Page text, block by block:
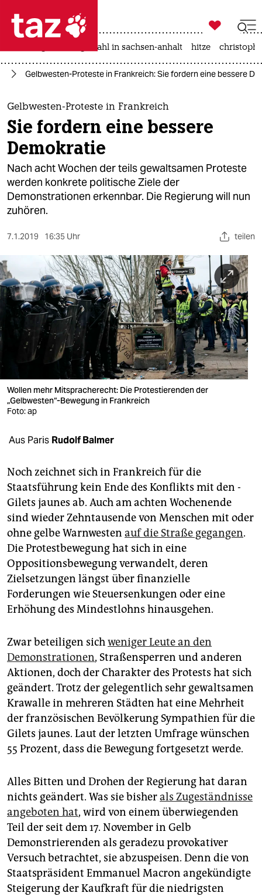
 taz zahl ich
taz zahl ich
themen
politik
öko
gesellschaft
kultur
sport
berlin
nord
wahrheit
verlag
veranstaltungen
shop
fragen & hilfe
abo
genossenschaft
epaper login

taz zahl ich
landtagswahl in sachsen-anhalt hitze
Gelbwesten-Proteste in Frankreich: Sie fordern eine bessere
Gelbwesten-Proteste in Frankreich
Sie fordern eine bessere
Demokratie
Nach acht Wochen der teils gewaltsamen Proteste
werden konkrete politische Ziele der
Demonstrationen erkennbar. Die Regierung will nun
zuhören.
7.1.2019 16:35 Uhr teilen
Wollen mehr Mitspracherecht: Die Protestierenden der
„Gelbwesten“-Bewegung in Frankreich
Foto: ap
Aus Paris Rudolf Balmer
Noch zeichnet sich in Frankreich für die
Staatsführung kein Ende des Konflikts mit den ­
Gilets jaunes ab. Auch am achten Wochenende
sind wieder Zehntausende von Menschen mit oder
ohne gelbe Warnwesten auf die Straße gegangen.
Die Protestbewegung hat sich in eine
Oppositionsbewegung verwandelt, deren
Zielsetzungen längst über finanzielle
Forderungen wie Steuersenkungen oder eine
Erhöhung des Mindestlohns hinausgehen.
Zwar beteiligen sichweniger Leute an den
Demonstrationen, Straßensperren und anderen
Aktionen, doch der Charakter des Protests hat sich
geändert. Trotz der gelegentlich sehr gewaltsamen
Krawalle in mehreren Städten hat eine Mehrheit
der französischen Bevölkerung Sympathien für die
Gilets jaunes. Laut der letzten Umfrage wünschen
55 Prozent, dass die Bewegung fortgesetzt werde.
Alles Bitten und Drohen der Regierung hat daran
nichts geändert. Was sie bisherals Zugeständnisse
angeboten hat, wird von einem überwiegenden
Teil der seit dem 17. November in Gelb
Demonstrierenden als geradezu provokativer
Versuch betrachtet, sie abzuspeisen. Denn die von
Staatspräsident Emmanuel Macron angekündigte
Steigerung der Kaufkraft für die niedrigsten